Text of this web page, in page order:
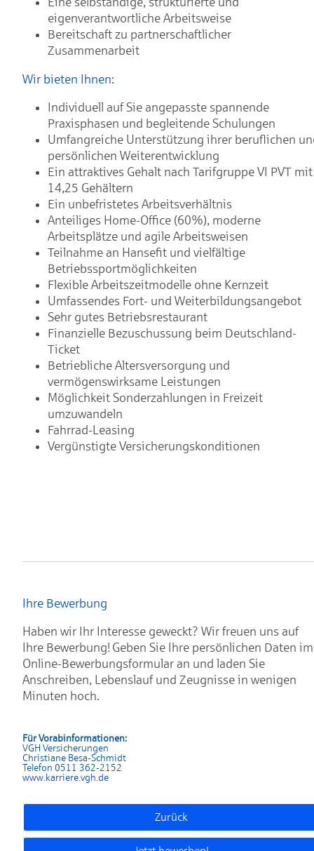
eigenverantwortliche Arbeitsweise
Bereitschaft zu partnerschaftlicher
Zusammenarbeit
Wir bieten Ihnen:
Individuell auf Sie angepasste spannende
Praxisphasen und begleitende Schulungen
Umfangreiche Unterstützung ihrer beruflichen
persönlichen Weiterentwicklung
Ein attraktives Gehalt nach Tarifgruppe VI PVT mit
14,25 Gehältern
Ein unbefristetes Arbeitsverhältnis
Anteiliges Home-Office (60%), moderne
Arbeitsplätze und agile Arbeitsweisen
Teilnahme an Hansefit und vielfältige
Betriebssportmöglichkeiten
Flexible Arbeitszeitmodelle ohne Kernzeit
Umfassendes Fort- und Weiterbildungsangebot
Sehr gutes Betriebsrestaurant
Finanzielle Bezuschussung beim Deutschland-
Ticket
Betriebliche Altersversorgung und
vermögenswirksame Leistungen
Möglichkeit Sonderzahlungen in Freizeit
umzuwandeln
Fahrrad-Leasing
Vergünstigte Versicherungskonditionen
Ihre Bewerbung
Haben wir Ihr Interesse geweckt? Wir freuen uns auf
Ihre Bewerbung! Geben Sie Ihre persönlichen Daten im
Online-Bewerbungsformular an und laden Sie
Anschreiben, Lebenslauf und Zeugnisse in wenigen
Minuten hoch.
Für Vorabinformationen:
VGH Versicherungen
Christiane Besa-Schmidt
Telefon 0511 362-2152
www.karriere.vgh.de
Zurück